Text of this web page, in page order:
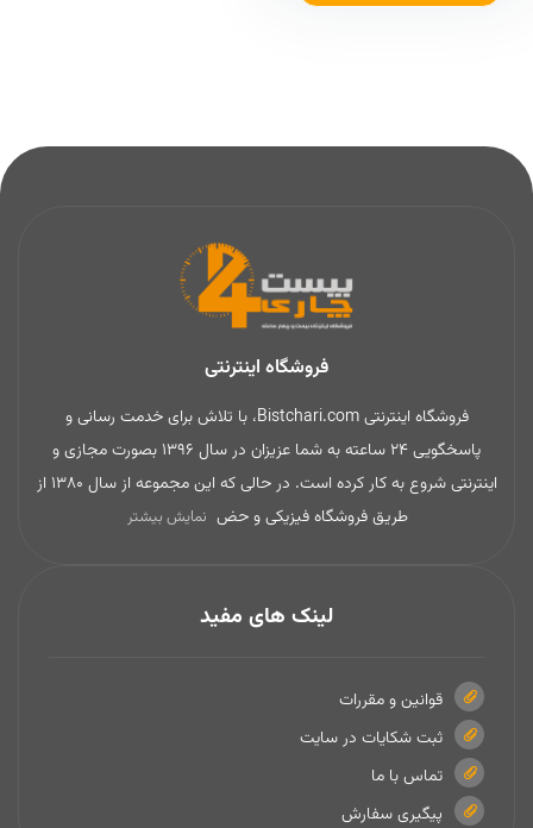
فروشگاه اینترنتی
فروشگاه اینترنتی Bistchari.com، با تلاش برای خدمت رسانی و
پاسخگویی 24 ساعته به شما عزیزان در سال 1396 بصورت مجازی و
اینترنتی شروع به کار کرده است. در حالی که این مجموعه از سال 1380 از
طریق فروشگاه فیزیکی و حض نمایش بیشتر
لینک های مفید
قوانین و مقررات
ثبت شکایات در سایت
تماس با ما
پیگیری سفارش